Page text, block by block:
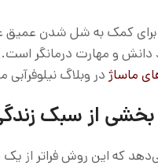
دانش و مهارت درمانگر
ماساژ در وبلاگ نیلوفرآبی
بخشی از سبک
که این روش فراتر